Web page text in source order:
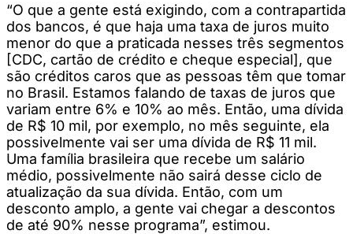
“O que a gente está exigindo, com a contrapartida
dos bancos, é que haja uma taxa de juros muito
menor do que a praticada nesses três segmentos
[CDC, cartão de crédito e cheque especial], que
são créditos caros que as pessoas têm que tomar
no Brasil. Estamos falando de taxas de juros que
variam entre 6% e 10% ao mês. Então, uma dívida
de R$ 10 mil, por exemplo, no mês seguinte, ela
possivelmente vai ser uma dívida de R$ 11 mil.
Uma família brasileira que recebe um salário
médio, possivelmente não sairá desse ciclo de
atualização da sua dívida. Então, com um
desconto amplo, a gente vai chegar a descontos
de até 90% nesse programa”, estimou.